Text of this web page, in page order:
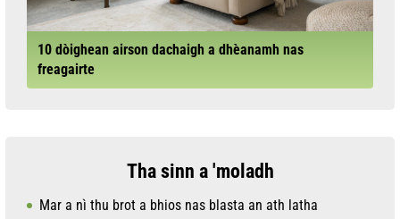
10 dòighean airson dachaigh a dhèanamh nas
freagairte
Tha sinn a 'moladh
Mar a nì thu brot a bhios nas blasta an ath latha